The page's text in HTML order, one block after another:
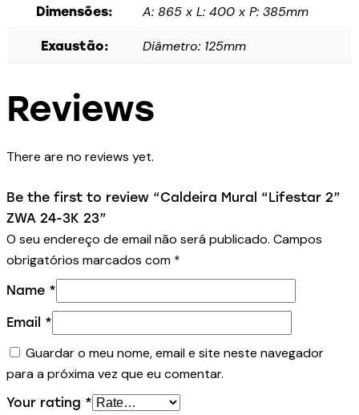
Dimensões: A: 865 x L: 400 x P: 385mm
Exaustão: Diâmetro: 125mm
Reviews
There are no reviews yet.
Be the first to review “Caldeira Mural “Lifestar 2”
ZWA 24-3K 23”
O seu endereço de email não será publicado. Campos
obrigatórios marcados com *
Name *
Email *
Guardar o meu nome, email e site neste navegador
para a próxima vez que eu comentar.
Your rating *